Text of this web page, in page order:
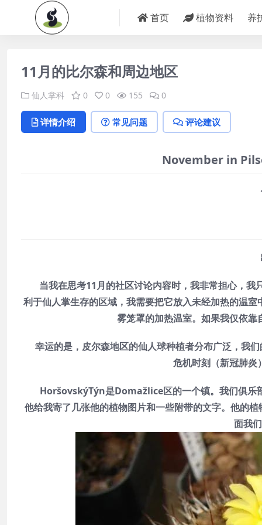
首页 植物资料 养
11月的比尔森和周边地区
仙人掌科 0 0 155 0
详情介绍 常见问题 评论建议
November in
当我在思考11月的社区讨论内容时，我非常担心，我
利于仙人掌生存的区域，我需要把它放入未经加热的温
雾笼罩的加热温室。如果我仅依
幸运的是，皮尔森地区的仙人球种植者分布广泛，我
危机时刻（新冠肺炎
HoršovskýTýn是Domažlice区的一个镇。我们俱乐
他给我寄了几张他的植物图片和一些附带的文字。他的
面我